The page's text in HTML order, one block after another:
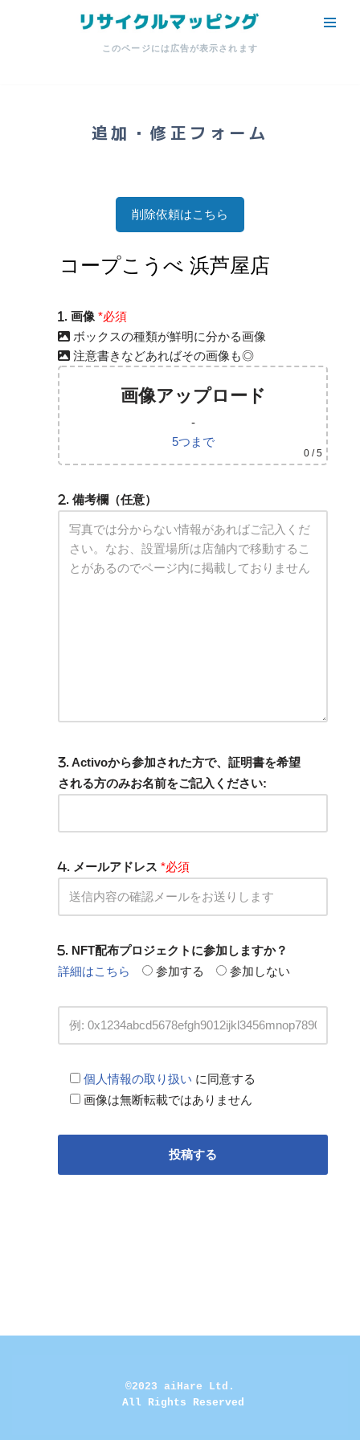
このページには広告が表示されます
追加・修正フォーム
削除依頼はこちら
. 画像 *必須
ボックスの種類が鮮明に分かる画像
注意書きなどあればその画像も◎
画像アップロード
-
5つまで
0 / 5
. 備考欄（任意）
. Activoから参加された方で、証明書を希望
される方のみお名前をご記入ください:
. メールアドレス *必須
. NFT配布プロジェクトに参加しますか？
詳細はこちら
参加する 参加しない
個人情報の取り扱い に同意する
画像は無断転載ではありません
©2023 aiHare Ltd.
All Rights Reserved